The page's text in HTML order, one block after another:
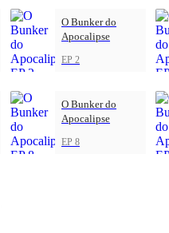
O Bunker do
Apocalipse
EP 2
O Bunker do
Apocalipse
EP 8